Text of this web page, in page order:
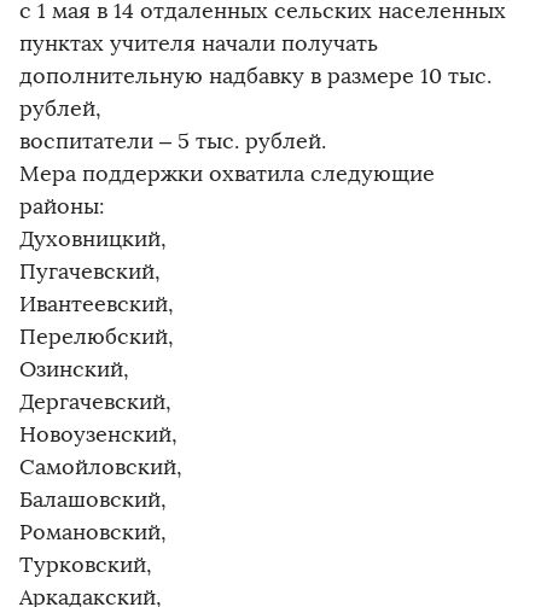
с 1 мая в 14 отдаленных сельских населенных
пунктах учителя начали получать
дополнительную надбавку в размере 10 тыс.
рублей,
воспитатели – 5 тыс. рублей.
Мера поддержки охватила следующие
районы:
Духовницкий,
Пугачевский,
Ивантеевский,
Перелюбский,
Озинский,
Дергачевский,
Новоузенский,
Самойловский,
Балашовский,
Романовский,
Турковский,
Аркадакский,